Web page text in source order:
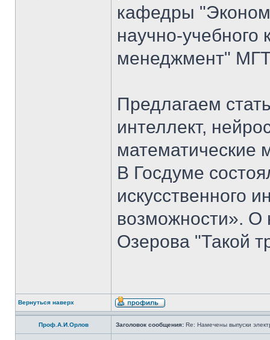
кафедры
научно-
менеджмент"
Предлагаем
интеллект,
математические
В Госдуме
искусственного
возможности». О
Озерова "Такой
Вернуться наверх
Проф.А.И.Орлов Заголовок сообщения: Re: Намечены выпуски